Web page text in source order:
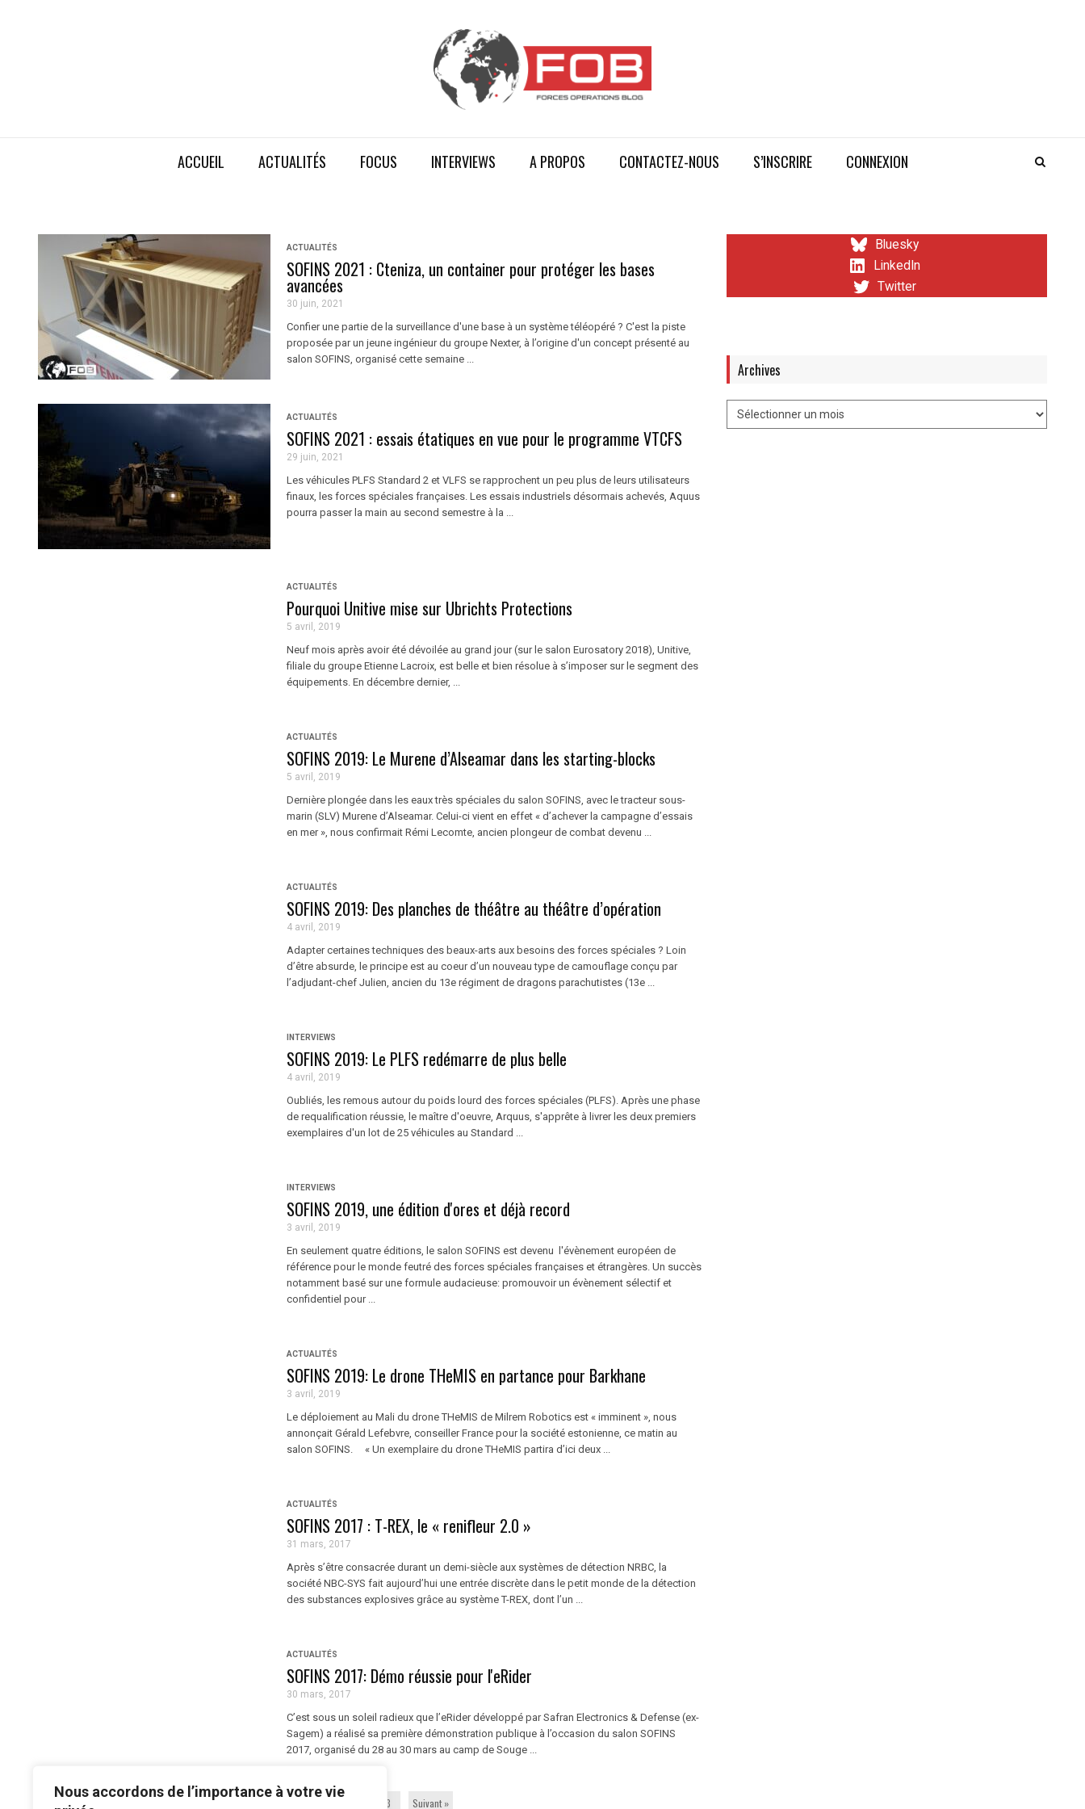
Nous accordons de l’importance à votre vie
ACCUEIL ACTUALITÉS FOCUS INTERVIEWS A PROPOS CONTACTEZ-NOUS S’INSCRIRE CONNEXION
ACTUALITÉS
SOFINS 2021 : Cteniza, un container pour protéger les bases
avancées
30 juin, 2021
Confier une partie de la surveillance d'une base à un système téléopéré ? C'est la piste
proposée par un jeune ingénieur du groupe Nexter, à l’origine d'un concept présenté au
salon SOFINS, organisé cette semaine ...
ACTUALITÉS
SOFINS 2021 : essais étatiques en vue pour le programme VTCFS
29 juin, 2021
Les véhicules PLFS Standard 2 et VLFS se rapprochent un peu plus de leurs utilisateurs
finaux, les forces spéciales françaises. Les essais industriels désormais achevés, Aquus
pourra passer la main au second semestre à la ...
ACTUALITÉS
Pourquoi Unitive mise sur Ubrichts Protections
5 avril, 2019
Neuf mois après avoir été dévoilée au grand jour (sur le salon Eurosatory 2018), Unitive,
filiale du groupe Etienne Lacroix, est belle et bien résolue à s’imposer sur le segment des
équipements. En décembre dernier, ...
ACTUALITÉS
SOFINS 2019: Le Murene d’Alseamar dans les starting-blocks
5 avril, 2019
Dernière plongée dans les eaux très spéciales du salon SOFINS, avec le tracteur sous-
marin (SLV) Murene d’Alseamar. Celui-ci vient en effet « d’achever la campagne d’essais
en mer », nous confirmait Rémi Lecomte, ancien plongeur de combat devenu ...
ACTUALITÉS
SOFINS 2019: Des planches de théâtre au théâtre d’opération
4 avril, 2019
Adapter certaines techniques des beaux-arts aux besoins des forces spéciales ? Loin
d’être absurde, le principe est au coeur d’un nouveau type de camouflage conçu par
l’adjudant-chef Julien, ancien du 13e régiment de dragons parachutistes (13e ...
INTERVIEWS
SOFINS 2019: Le PLFS redémarre de plus belle
4 avril, 2019
Oubliés, les remous autour du poids lourd des forces spéciales (PLFS). Après une phase
de requalification réussie, le maître d'oeuvre, Arquus, s'apprête à livrer les deux premiers
exemplaires d'un lot de 25 véhicules au Standard ...
INTERVIEWS
SOFINS 2019, une édition d'ores et déjà record
3 avril, 2019
En seulement quatre éditions, le salon SOFINS est devenu l'évènement européen de
référence pour le monde feutré des forces spéciales françaises et étrangères. Un succès
notamment basé sur une formule audacieuse: promouvoir un évènement sélectif et
confidentiel pour ...
ACTUALITÉS
SOFINS 2019: Le drone THeMIS en partance pour Barkhane
3 avril, 2019
Le déploiement au Mali du drone THeMIS de Milrem Robotics est « imminent », nous
annonçait Gérald Lefebvre, conseiller France pour la société estonienne, ce matin au
salon SOFINS. « Un exemplaire du drone THeMIS partira d’ici deux ...
ACTUALITÉS
SOFINS 2017 : T-REX, le « renifleur 2.0 »
31 mars, 2017
Après s’être consacrée durant un demi-siècle aux systèmes de détection NRBC, la
société NBC-SYS fait aujourd’hui une entrée discrète dans le petit monde de la détection
des substances explosives grâce au système T-REX, dont l’un ...
ACTUALITÉS
SOFINS 2017: Démo réussie pour l'eRider
30 mars, 2017
C’est sous un soleil radieux que l’eRider développé par Safran Electronics & Defense (ex-
Sagem) a réalisé sa première démonstration publique à l’occasion du salon SOFINS
2017, organisé du 28 au 30 mars au camp de Souge ...
3 Suivant »
Bluesky
LinkedIn
Twitter
Archives